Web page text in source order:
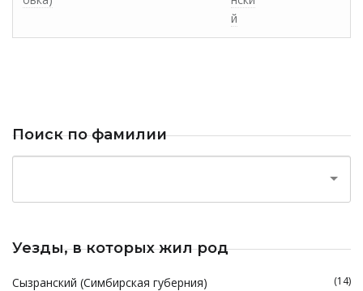
й
Поиск по фамилии
Уезды, в которых жил род
Сызранский (Симбирская губерния) (14)